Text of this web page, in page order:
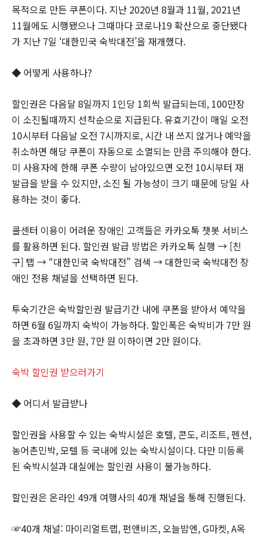
목적으로 만든 쿠폰이다. 지난 2020년 8월과 11월, 2021년
11월에도 시행됐으나 그때마다 코로나19 확산으로 중단됐다
가 지난 7일 ‘대한민국 숙박대전’을 재개했다.
◆ 어떻게 사용하나?
할인권은 다음달 8일까지 1인당 1회씩 발급되는데, 100만장
이 소진될때까지 선착순으로 지급된다. 유효기간이 매일 오전
10시부터 다음날 오전 7시까지로, 시간 내 쓰지 않거나 예약을
취소하면 해당 쿠폰이 자동으로 소멸되는 만큼 주의해야 한다.
미 사용자에 한해 쿠폰 수량이 남아있으면 오전 10시부터 재
발급을 받을 수 있지만, 소진 될 가능성이 크기 때문에 당일 사
용하는 것이 좋다.
콜센터 이용이 어려운 장애인 고객들은 카카오톡 챗봇 서비스
를 활용하면 된다. 할인권 발급 방법은 카카오톡 실행 → [친
구] 탭 → “대한민국 숙박대전” 검색 → 대한민국 숙박대전 장
애인 전용 채널을 선택하면 된다.
투숙기간은 숙박할인권 발급기간 내에 쿠폰을 받아서 예약을
하면 6월 6일까지 숙박이 가능하다. 할인폭은 숙박비가 7만 원
을 초과하면 3만 원, 7만 원 이하이면 2만 원이다.
숙박 할인권 받으러가기
◆ 어디서 발급받나
할인권을 사용할 수 있는 숙박시설은 호텔, 콘도, 리조트, 펜션,
농어촌민박, 모텔 등 국내에 있는 숙박시설이다. 다만 미등록
된 숙박시설과 대실에는 할인권 사용이 불가능하다.
할인권은 온라인 49개 여행사의 40개 채널을 통해 진행된다.
☞40개 채널: 마이리얼트랩, 펀앤비즈, 오늘밤엔, G마켓, A옥